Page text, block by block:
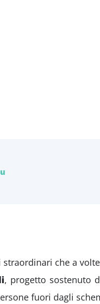
straordinari che a
, progetto sostenuto
fuori dagli